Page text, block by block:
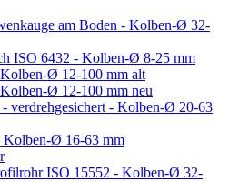
am Boden - Kolben-Ø 32-
ISO 6432 - Kolben-Ø 8-25 mm
Ø 12-100 mm alt
Ø 12-100 mm neu
verdrehgesichert - Kolben-Ø 20-63
Kolben-Ø 16-63 mm
ISO 15552 - Kolben-Ø 32-